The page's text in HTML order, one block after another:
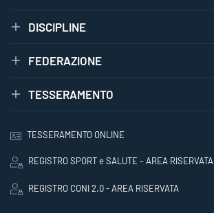
DISCIPLINE
FEDERAZIONE
TESSERAMENTO
TESSERAMENTO ONLINE
REGISTRO SPORT e SALUTE – AREA RISERVATA
REGISTRO CONI 2.0 - AREA RISERVATA